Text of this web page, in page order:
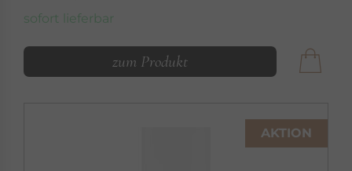
sofort lieferbar
zum Produkt
AKTION